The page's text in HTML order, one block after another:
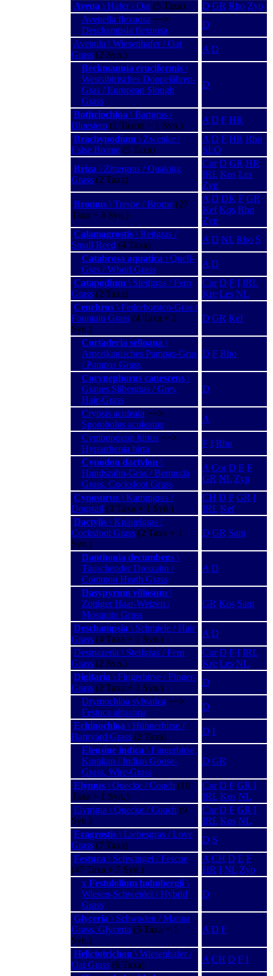
Avena \ Hafer / Oat (5 Taxa) D GR Rho Zyp
Avenella flexuosa −−>
Deschampsia flexuosa
D
Avenula \ Wiesenhafer / Oat
Grass (2 Syn.)
A D
Beckmannia eruciformis \
Westsibirisches Doppelähren-
Gras / European Slough
Grass
D
Bothriochloa \ Bartgras /
Bluestem (1 Taxon + 1 Syn.)
A D F HR
Brachypodium \ Zwenke /
False Brome (5 Taxa)
A D F HR Rho
SLO
Briza \ Zittergras / Quaking
Grass (2 Taxa)
Cor D GR HR
IRL Kos Les
Zyp
Bromus \ Trespe / Brome (27
Taxa + 3 Syn.)
A D DK F GR
Kef Kos Rho
Zyp
Calamagrostis \ Reitgras /
Small Reed (4 Taxa)
A D NL Rho S
Catabrosa aquatica \ Quell-
Gras / Whorl Grass
A D
Catapodium \ Steifgras / Fern
Grass (2 Taxa)
Cor D F I IRL
Kre Les NL
Cenchrus \ Federborsten-Gras /
Fountain Grass (4 Taxa + 2
Syn.)
D GR Kef
Cortaderia selloana \
Amerikanisches Pampas-Gras
/ Pampas Grass
D F Rho
Corynephorus canescens \
Graues Silbergras / Grey
Hair-Grass
D
Crypsis aculeata −−>
Sporobolus aculeatus
A
Cymbopogon hirtus −−>
Hyparrhenia hirta
F I Rho
Cynodon dactylon \
Hundszahn-Gras / Bermuda
Grass, Cocksfoot Grass
A Cor D E F
GR NL Zyp
Cynosurus \ Kammgras /
Dogstail (3 Taxa + 1 Syn.)
CH D F GR I
IRL Kef
Dactylis \ Knäuelgras /
Cocksfoot Grass (2 Taxa + 1
Syn.)
D GR Sam
Danthonia decumbens \
Täuschender Dreizahn /
Common Heath Grass
A D
Dasypyrum villosum \
Zottiger Haar-Weizen /
Mosquito Grass
GR Kos Sam
Deschampsia \ Schmiele / Hair
Grass (4 Taxa + 1 Syn.)
A D
Desmazeria \ Steifgras / Fern
Grass (2 Syn.)
Cor D F I IRL
Kre Les NL
Digitaria \ Fingerhirse / Finger-
Grass (2 Taxa + 1 Syn.)
D
Drymochloa sylvatica −−>
Festuca altissima
D
Echinochloa \ Hühnerhirse /
Barnyard Grass (2 Taxa)
D I
Eleusine indica \ Fingerhirse,
Korakan / Indian Goose-
Grass, Wire-Grass
D GR
Elymus \ Quecke / Couch (10
Taxa + 1 Syn.)
Cor D F GR I
IRL Kos NL
Elytrigia \ Quecke / Couch (9
Syn.)
Cor D F GR I
IRL Kos NL
Eragrostis \ Liebesgras / Love
Grass (7 Taxa)
D S
Festuca \ Schwingel / Fescue
(47 Taxa + 7 Syn.)
A CH D E F
HR I NL Zyp
x Festulolium holmbergii \
Wiesen-Schweidel / Hybrid
Grass
D
Glyceria \ Schwaden / Manna
Grass, Glyceria (5 Taxa + 1
Syn.)
A D F
Helictotrichon \ Wiesenhafer /
Oat Grass (6 Taxa)
A CH D F I